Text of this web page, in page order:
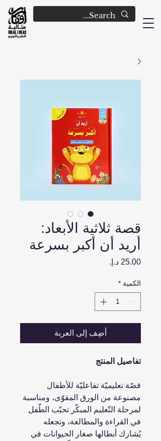
قصة ثلاثية الأبعاد:
أريد أن أكبر بسرعة
الكمية *
أضِف إلى العربة
تفاصيل المنتج
قصّة تعليميّة تفاعليّة للأطفال
مصنوعة من الورق المقوّى، ومناسبة
لمرحلة التّعليم المبكّر تحبّب الطّفل
في القراءة والمطالعة، وتجعله
يُشارك أبطالها صغار الحيوانات في